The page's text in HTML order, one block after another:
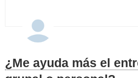
¿Me ayuda más el